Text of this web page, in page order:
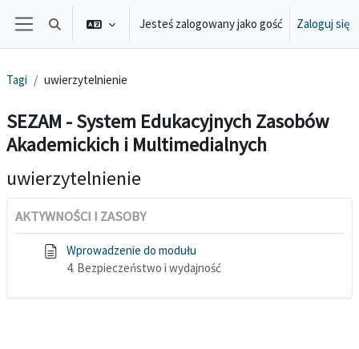
Przejdź do głównej zawartości
Panel boczny
Przełącznik wyszukiwarkiJesteś zalogowany jako gość Zaloguj się
Tagi uwierzytelnienie
SEZAM - System Edukacyjnych Zasobów
Akademickich i Multimedialnych
uwierzytelnienie
AKTYWNOŚCI I ZASOBY
Wprowadzenie do modułu
4. Bezpieczeństwo i wydajność